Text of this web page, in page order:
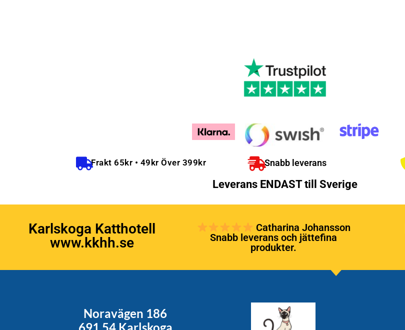
Frakt 65kr • 49kr Över 399kr Snabb leverans
Leverans ENDAST till Sverige
Karlskoga Katthotell
www.kkhh.se
Catharina Johansson
Snabb leverans och jättefina
produkter.
Noravägen 186